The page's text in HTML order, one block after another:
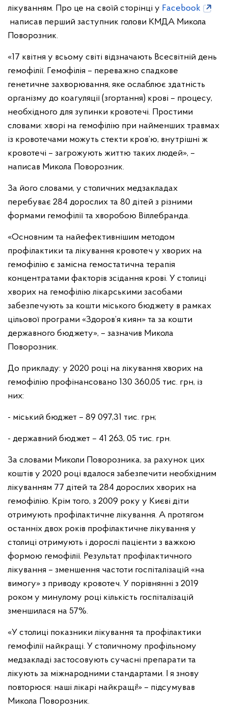
лікуванням. Про це на своїй сторінці у Facebook
написав перший заступник голови КМДА Микола
Поворозник.
«17 квітня у всьому світі відзначають Всесвітній день
гемофілії. Гемофілія – переважно спадкове
генетичне захворювання, яке ослаблює здатність
організму до коагуляції (згортання) крові – процесу,
необхідного для зупинки кровотечі. Простими
словами: хворі на гемофілію при найменших травмах
із кровотечами можуть стекти кров’ю, внутрішні ж
кровотечі – загрожують життю таких людей», –
написав Микола Поворозник.
За його словами, у столичних медзакладах
перебуває 284 дорослих та 80 дітей з різними
формами гемофілії та хворобою Віллебранда.
«Основним та найефективнішим методом
профілактики та лікування кровотеч у хворих на
гемофілію є замісна гемостатична терапія
концентратами факторів зсідання крові. У столиці
хворих на гемофілію лікарськими засобами
забезпечують за кошти міського бюджету в рамках
цільової програми «Здоров’я киян» та за кошти
державного бюджету», – зазначив Микола
Поворозник.
До прикладу: у 2020 році на лікування хворих на
гемофілію профінансовано 130 360,05 тис. грн, із
них:
- міський бюджет – 89 097,31 тис. грн;
- державний бюджет – 41 263, 05 тис. грн.
За словами Миколи Поворозника, за рахунок цих
коштів у 2020 році вдалося забезпечити необхідним
лікуванням 77 дітей та 284 дорослих хворих на
гемофілію. Крім того, з 2009 року у Києві діти
отримують профілактичне лікування. А протягом
останніх двох років профілактичне лікування у
столиці отримують і дорослі пацієнти з важкою
формою гемофілії. Результат профілактичного
лікування – зменшення частоти госпіталізацій «на
вимогу» з приводу кровотеч. У порівнянні з 2019
роком у минулому році кількість госпіталізацій
зменшилася на 57%.
«У столиці показники лікування та профілактики
гемофілії найкращі. У столичному профільному
медзакладі застосовують сучасні препарати та
лікують за міжнародними стандартами. І я знову
повторюся: наші лікарі найкращі!» – підсумував
Микола Поворозник.